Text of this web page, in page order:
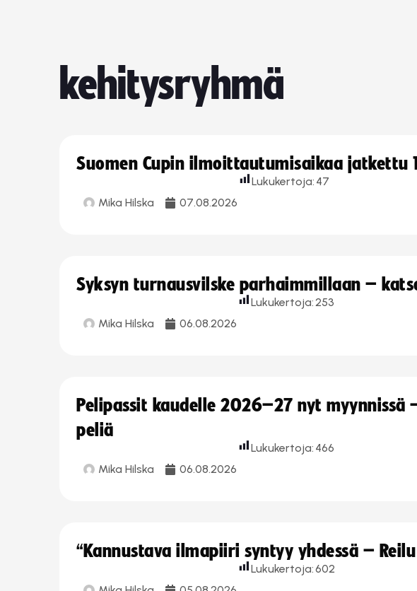
kehitysryhmä
Suomen Cupin ilmoittautumisaikaa jatkettu
Mika Hilska 07.08.2026
Lukukertoja: 47
Syksyn turnausvilske parhaimmillaan –
Mika Hilska 06.08.2026
Lukukertoja:253
Pelipassit kaudelle 2026–27 nyt myynnissä
peliä
Mika Hilska 06.08.2026
Lukukertoja: 466
“Kannustava ilmapiiri syntyy yhdessä –
Lukukertoja:602